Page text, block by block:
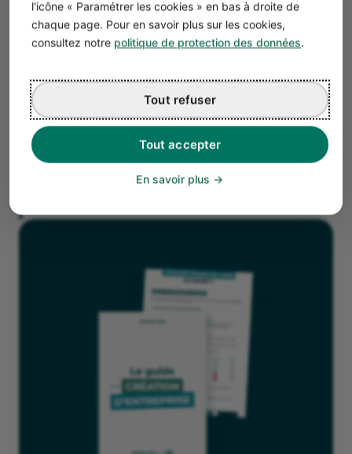
l'icône « Paramétrer les cookies » en bas à droite de
chaque page. Pour en savoir plus sur les cookies,
consultez notre politique de protection des données.
Tout accepter
Tout refuser
En savoir plus
unipersonnelle (SASU).
Pour un projet d'ampleur avec plusieurs associés,
sociétés comme laSARL(société à responsabilité
seront plus adaptées.
Les formalités de création d’entreprise
s’effectuent en ligne sur le site du